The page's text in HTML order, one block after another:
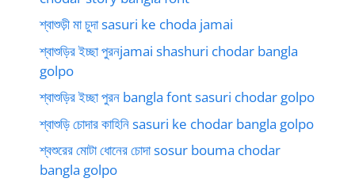
শ্বাশুড়ী মা চুদা sasuri ke choda jamai
শ্বাশুড়ির ইচ্ছা পুরনjamai shashuri chodar bangla
golpo
শ্বাশুড়ির ইচ্ছা পুরন bangla font sasuri chodar golpo
শ্বাশুড়ি চোদার কাহিনি sasuri ke chodar bangla golpo
শ্বশুরের মোটা ধোনের চোদা sosur bouma chodar
bangla golpo